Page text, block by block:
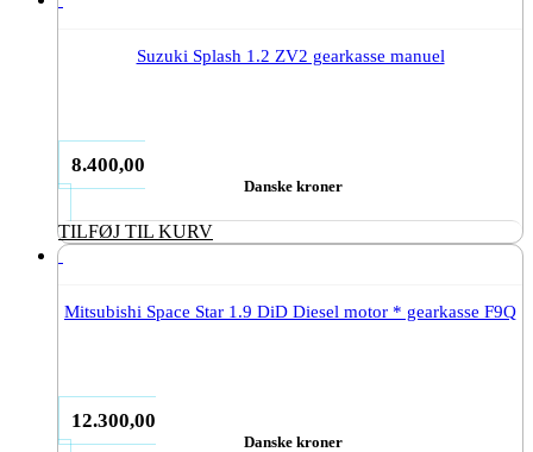
Suzuki Splash 1.2 ZV2 gearkasse manuel
8.400,00
Danske kroner
TILFØJ TIL KURV
Mitsubishi Space Star 1.9 DiD Diesel motor * gearkasse F9Q
12.300,00
Danske kroner